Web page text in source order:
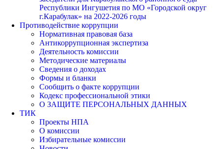
Республики Ингушетия по МО «Городской округ
г.Карабулак» на 2022-2026 годы
Противодействие коррупции
Нормативная правовая база
Антикоррупционная экспертиза
Деятельность комиссии
Методические материалы
Сведения о доходах
Формы и бланки
Сообщить о факте коррупции
Кодекс профессиональной этики
О ЗАЩИТЕ ПЕРСОНАЛЬНЫХ ДАННЫХ
ТИК
Проекты НПА
О комиссии
Избирательные комиссии